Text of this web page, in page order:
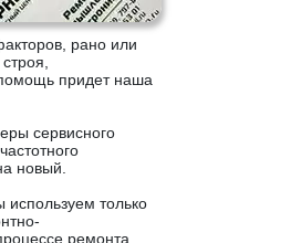
рано или
придет наша
сервисного
новый.
используем только
ремонта